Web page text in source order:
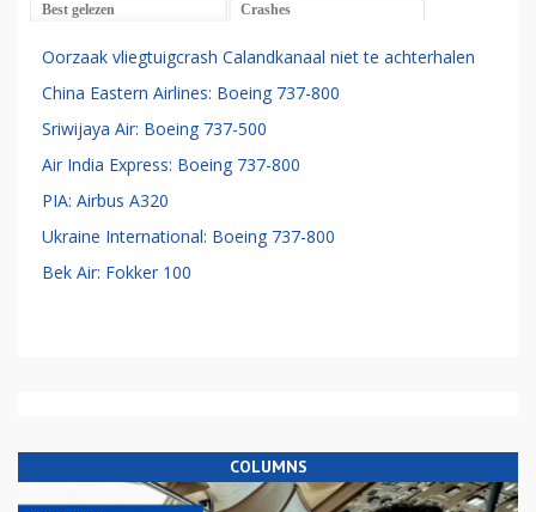
Best gelezen Crashes
Oorzaak vliegtuigcrash Calandkanaal niet te achterhalen
China Eastern Airlines: Boeing 737-800
Sriwijaya Air: Boeing 737-500
Air India Express: Boeing 737-800
PIA: Airbus A320
Ukraine International: Boeing 737-800
Bek Air: Fokker 100
COLUMNS